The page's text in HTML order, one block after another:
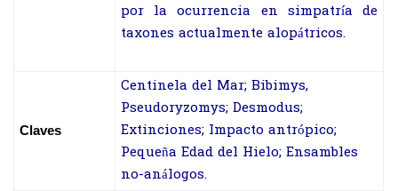
por la ocurrencia en simpatría de
taxones actualmente alopátricos.
Claves
Centinela del Mar; Bibimys,
Pseudoryzomys; Desmodus;
Extinciones; Impacto antrópico;
Pequeña Edad del Hielo; Ensambles
no-análogos.